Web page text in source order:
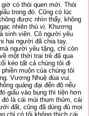
có thói quen mới. Thói
trong đó. Cũng có lúc
được nhìn thấy, không
nhiên thú vị. Khương
sinh viên. Cô người yêu
hai người đã chia tay.
người yêu tặng, chỉ còn
một thời trai trẻ đã qua
kéo tất cả chúng tôi đi
muộn của chúng tôi
Vương Nhuệ đùa vui,
quảng đại đến độ nếu
giấu vào bụng thì tiện hơn
là cái mùi thum thủm, cái
đất, cũng đã dùng đủ mọi
chỉ có tôi không thích cái